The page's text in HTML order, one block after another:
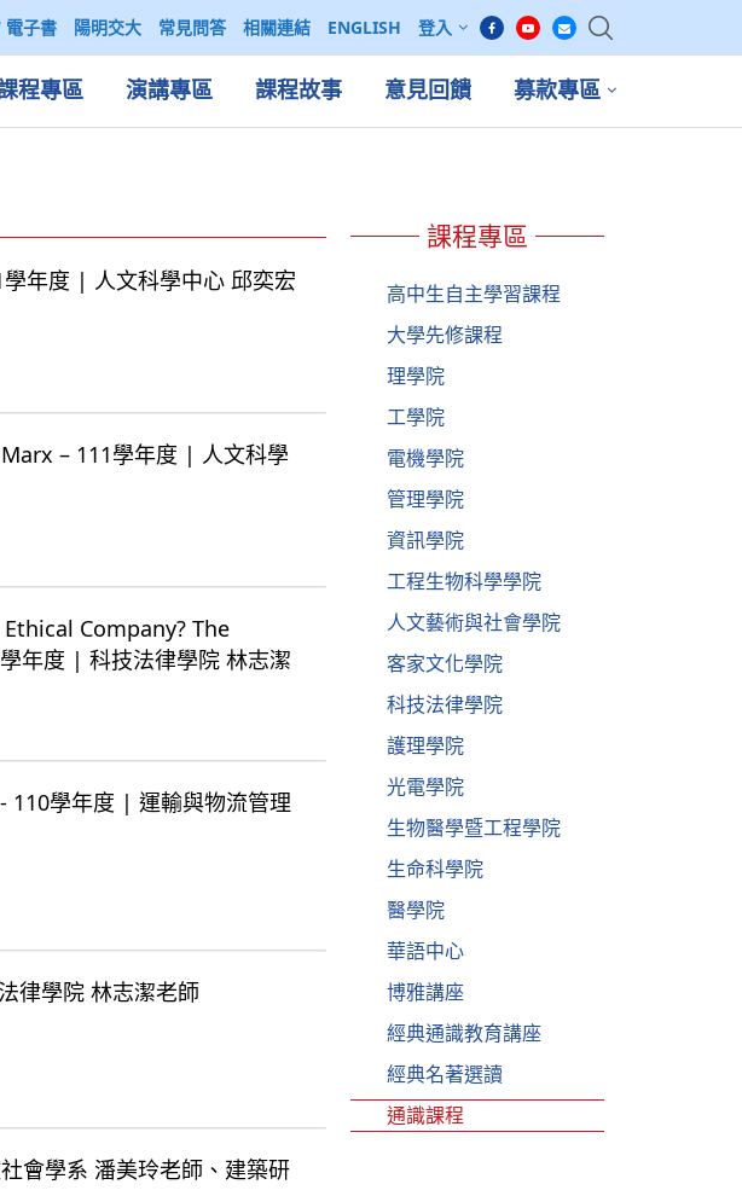
電子書 陽明交大 常見問答 相關連結 ENGLISH 登入
程專區 演講專區 課程故事 意見回饋 募款專區
年度 | 人文科學中心 邱奕宏
– 111學年度 | 人文科學
Company? The
年度 | 科技法律學院 林志潔
110學年度 | 運輸與物流管理
律學院 林志潔老師
會學系 潘美玲老師、建築研
課程專區
高中生自主學習課程
大學先修課程
理學院
工學院
電機學院
管理學院
資訊學院
工程生物科學學院
人文藝術與社會學院
客家文化學院
科技法律學院
護理學院
光電學院
生物醫學暨工程學院
生命科學院
醫學院
華語中心
博雅講座
經典通識教育講座
經典名著選讀
通識課程